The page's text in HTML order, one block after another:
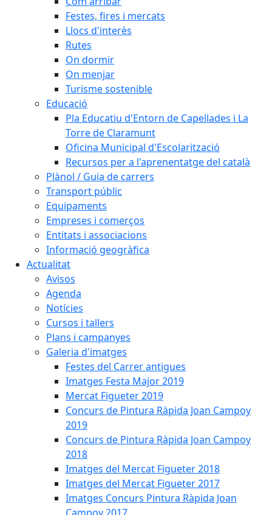
Festes, fires i mercats
Llocs d'interès
Rutes
On dormir
On menjar
Turisme sostenible
Educació
Pla Educatiu d'Entorn de Capellades i La
Torre de Claramunt
Oficina Municipal d'Escolarització
Recursos per a l'aprenentatge del català
Plànol / Guia de carrers
Transport públic
Equipaments
Empreses i comerços
Entitats i associacions
Informació geogràfica
Actualitat
Avisos
Agenda
Notícies
Cursos i tallers
Plans i campanyes
Galeria d'imatges
Festes del Carrer antigues
Imatges Festa Major 2019
Mercat Figueter 2019
Concurs de Pintura Ràpida Joan Campoy
2019
Concurs de Pintura Ràpida Joan Campoy
2018
Imatges del Mercat Figueter 2018
Imatges del Mercat Figueter 2017
Imatges Concurs Pintura Ràpida Joan